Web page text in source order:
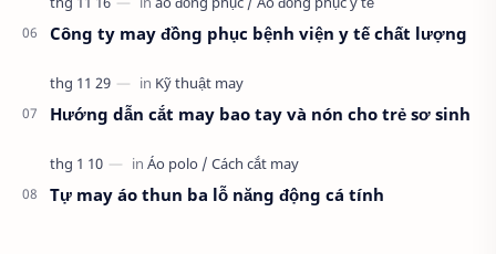
Công ty may đồng phục bệnh viện y tế chất lượng
Hướng dẫn cắt may bao tay và nón cho trẻ sơ sinh
Tự may áo thun ba lỗ năng động cá tính